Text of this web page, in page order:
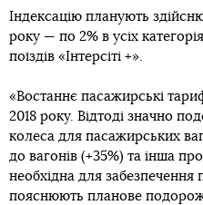
Індексацію планують
року — по 2% в усіх
поїздів «Інтерсіті +».
«Востаннє пасажирські
2018 року. Відтоді значно
колеса для пасажирських
до вагонів (+35%) та інша
необхідна для
пояснюють планове